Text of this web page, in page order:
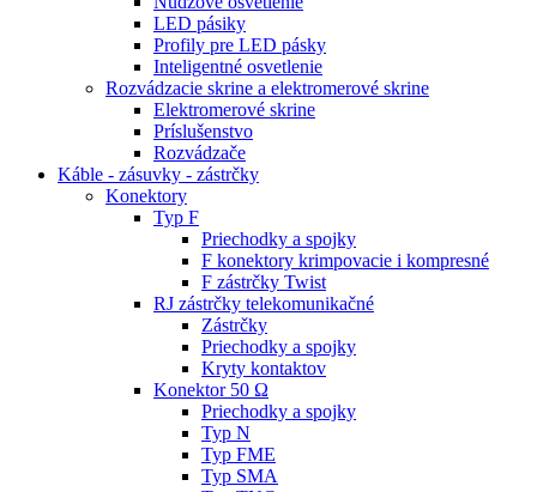
LED pásiky
Profily pre LED pásky
Inteligentné osvetlenie
Rozvádzacie skrine a elektromerové skrine
Elektromerové skrine
Príslušenstvo
Rozvádzače
Káble - zásuvky - zástrčky
Konektory
Typ F
Priechodky a spojky
F konektory krimpovacie i kompresné
F zástrčky Twist
RJ zástrčky telekomunikačné
Zástrčky
Priechodky a spojky
Kryty kontaktov
Konektor 50 Ω
Priechodky a spojky
Typ N
Typ FME
Typ SMA